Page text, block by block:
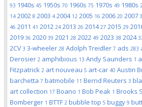
93 1940s 45 1950s 70 1960s 75 1970s 49 1980s
14 2002 8 2003 4 2004 12 2005 16 2006 20 2007
46 2011 41 2012 24 2013 26 201427 2015 29
2019 36 2020 39 2021 28 2022 49 2023 38 2024
2CV 3 3-wheeler 28 Adolph Treidler 7 ads 283
Derosier 2 amphibious 13 Andy Saunders 1
Fitzpatrick 2 art nouveau 5 art-car 40 Austin
barchetta 7 batmobile 11 Bernd Reuters 3
art collection 17 Boano 1 Bob Peak 1 Brooks
Bomberger 1 BTTF 2 bubble top 5 buggy 9